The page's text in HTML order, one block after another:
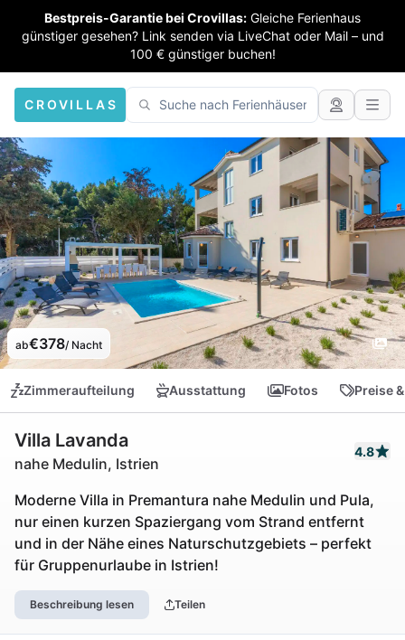
Bestpreis-Garantie bei Crovillas: Gleiche Ferienhaus
günstiger gesehen? Link senden via LiveChat oder Mail – und
100 € günstiger buchen!
CROVILLAS
ab€378/ Nacht
Zimmeraufteilung Ausstattung Fotos Preise
Villa Lavanda
nahe Medulin, Istrien
4.8
Moderne Villa in Premantura nahe Medulin und Pula,
nur einen kurzen Spaziergang vom Strand entfernt
und in der Nähe eines Naturschutzgebiets – perfekt
für Gruppenurlaube in Istrien!
Beschreibung lesen Teilen